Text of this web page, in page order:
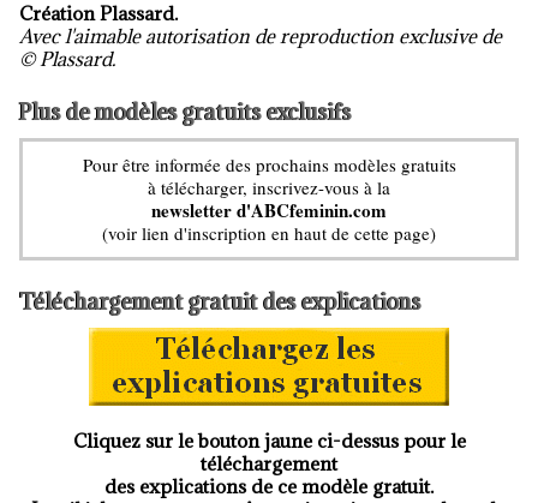
Création Plassard.
Avec l'aimable autorisation de reproduction exclusive de
© Plassard.
Plus de modèles gratuits exclusifs
Pour être informée des prochains modèles gratuits
à télécharger, inscrivez-vous à la
newsletter d'ABCfeminin.com
(voir lien d'inscription en haut de cette page)
Téléchargement gratuit des explications
Cliquez sur le bouton jaune ci-dessus pour le
téléchargement
des explications de ce modèle gratuit.